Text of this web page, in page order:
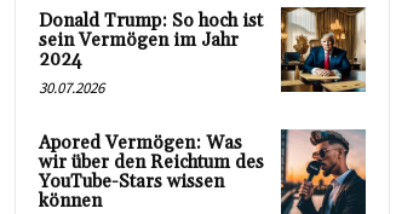
Donald Trump: So hoch ist
sein Vermögen im Jahr
2024
30.07.2026
Apored Vermögen: Was
wir über den Reichtum des
YouTube-Stars wissen
können